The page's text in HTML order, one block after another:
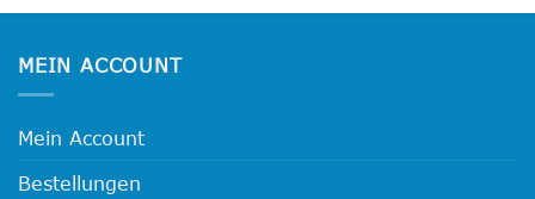
MEIN ACCOUNT
Mein Account
Bestellungen